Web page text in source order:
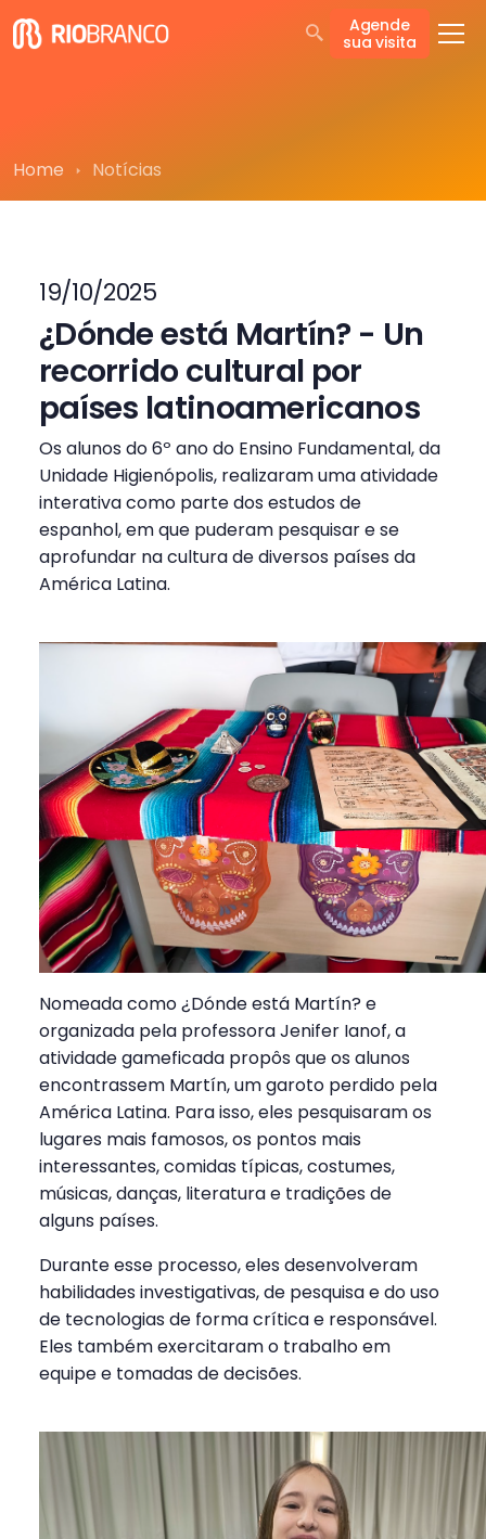
Agende
sua visita
Home Notícias
19/10/2025
¿Dónde está Martín? - Un
recorrido cultural por
países latinoamericanos
Os alunos do 6º ano do Ensino Fundamental, da
Unidade Higienópolis, realizaram uma atividade
interativa como parte dos estudos de
espanhol, em que puderam pesquisar e se
aprofundar na cultura de diversos países da
América Latina.
Nomeada como ¿Dónde está Martín? e
organizada pela professora Jenifer Ianof, a
atividade gameficada propôs que os alunos
encontrassem Martín, um garoto perdido pela
América Latina. Para isso, eles pesquisaram os
lugares mais famosos, os pontos mais
interessantes, comidas típicas, costumes,
músicas, danças, literatura e tradições de
alguns países.
Durante esse processo, eles desenvolveram
habilidades investigativas, de pesquisa e do uso
de tecnologias de forma crítica e responsável.
Eles também exercitaram o trabalho em
equipe e tomadas de decisões.